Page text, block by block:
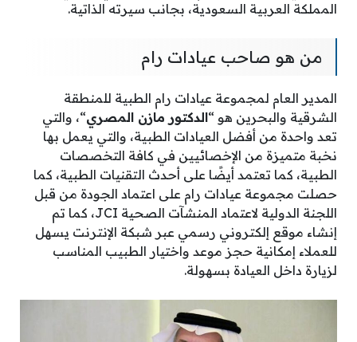
المملكة العربية السعودية، بجانب سيرته الذاتية.
من هو صاحب عيادات رام
المدير العام لمجموعة عيادات رام الطبية للمنطقة
الشرقية والبحرين هو “الدكتور مازن المصري“، والتي
تعد واحدة من أفضل العيادات الطبية، والتي يعمل بها
نخبة متميزة من الإخصائيين في كافة التخصصات
الطبية، كما تعتمد أيضًا على أحدث التقنيات الطبية، كما
حصلت مجموعة عيادات رام على اعتماد الجودة من قبل
اللجنة الدولية لاعتماد المنشآت الصحية JCI، كما تم
إنشاء موقع إلكتروني رسمي عبر شبكة الإنترنت يسهل
للعملاء إمكانية حجز موعد واختيار الطبيب المناسب
لزيارة داخل العيادة بسهولة.